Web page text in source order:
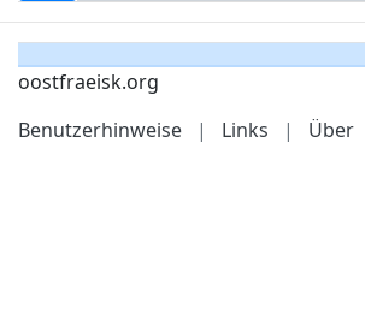
oostfraeisk.org
Benutzerhinweise
| Links | Über